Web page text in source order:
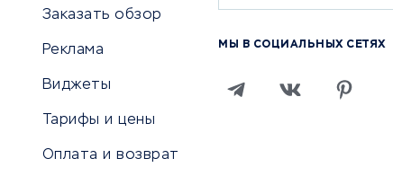
билетов
отелей
Заказать обзор
Реклама
Виджеты
Тарифы и цены
Оплата и возврат
МЫ В СОЦИАЛЬНЫХ СЕТЯХ